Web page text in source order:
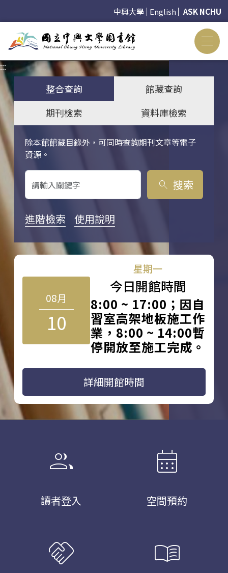
中興大學 English ASK NCHU
:::
整合查詢
館藏查詢
期刊檢索
資料庫檢索
除本館館藏目錄外，可同時查詢期刊文章等電子
資源。
關鍵字搜尋
search 搜索
進階檢索 使用說明
08月
10
星期一
今日開館時間
8:00 ~ 17:00；因自
習室高架地板施工作
業，8:00 ~ 14:00暫
停開放至施工完成。
詳細開館時間
group
讀者登入
calendar_month
空間預約
handshake menu_book